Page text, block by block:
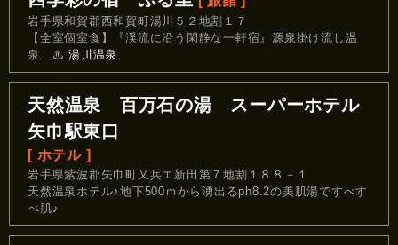
岩手県和賀郡西和賀町湯川５２地割１７
【全室個室食】『渓流に沿う閑静な一軒宿』源泉掛け流し温
泉
♨ 湯川温泉
天然温泉 百万石の湯 スーパーホテル
矢巾駅東口
[ ホテル ]
岩手県紫波郡矢巾町又兵エ新田第７地割１８８－１
天然温泉ホテル♪地下500ｍから湧出るph8.2の美肌湯ですべす
べ肌♪